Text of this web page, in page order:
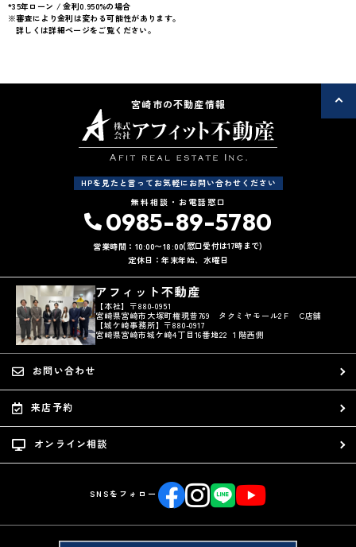
角部屋
*35年ローン / 金利0.950%の場合
※審査により金利は変わる可能性があります。
詳しくは詳細ページをご覧ください。
宮崎市の不動産情報
HPを見たと言ってお気軽にお問い合わせください
無料相談・お電話窓口
0985-89-5780
営業時間：10:00〜18:00(窓口受付は17時まで)
定休日：年末年始、水曜日
アフィット不動産
【本社】〒880-0951
宮崎県宮崎市大塚町権現昔769 タクミヤモール2Ｆ C店舗
【城ケ崎事務所】〒880-0917
宮崎県宮崎市城ケ崎4丁目16番地22 １階西側
お問い合わせ
来店予約
オンライン相談
SNSをフォロー